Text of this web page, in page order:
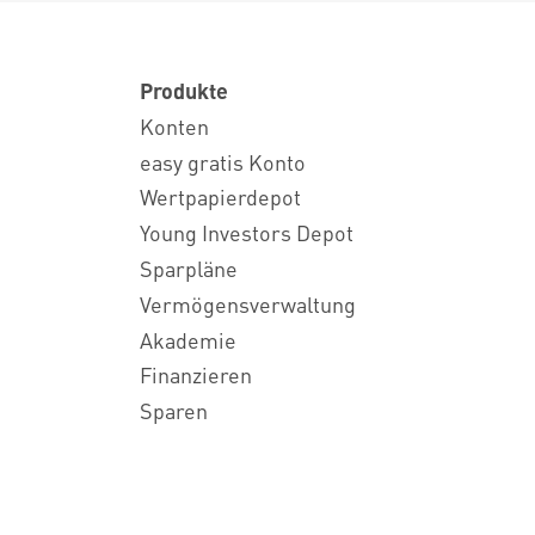
Produkte
Konten
easy gratis Konto
Wertpapierdepot
Young Investors Depot
Sparpläne
Vermögensverwaltung
Akademie
Finanzieren
Sparen